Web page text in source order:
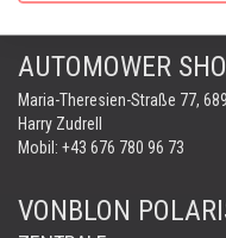
Tel:+43 (0)5552 31607
AUTOMOWER
Maria-Theresien-Straße 77,
Harry Zudrell
Mobil: +43 676 780 96 73
VONBLON